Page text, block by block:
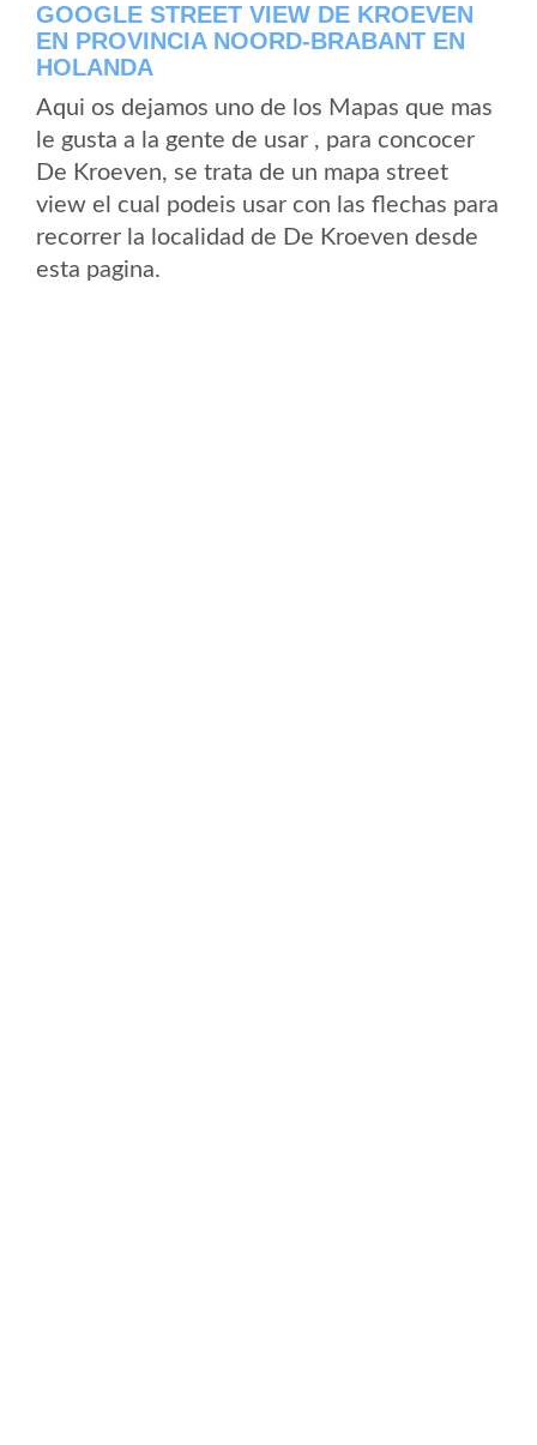
GOOGLE STREET VIEW DE KROEVEN
EN PROVINCIA NOORD-BRABANT EN
HOLANDA
Aqui os dejamos uno de los Mapas que mas
le gusta a la gente de usar , para concocer
De Kroeven, se trata de un mapa street
view el cual podeis usar con las flechas para
recorrer la localidad de De Kroeven desde
esta pagina.